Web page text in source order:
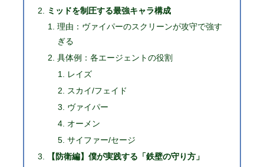
ミッドを制圧する最強キャラ構成
理由：ヴァイパーのスクリーンが攻守で強す
ぎる
具体例：各エージェントの役割
レイズ
スカイ/フェイド
ヴァイパー
オーメン
サイファー/セージ
【防衛編】僕が実践する「鉄壁の守り方」